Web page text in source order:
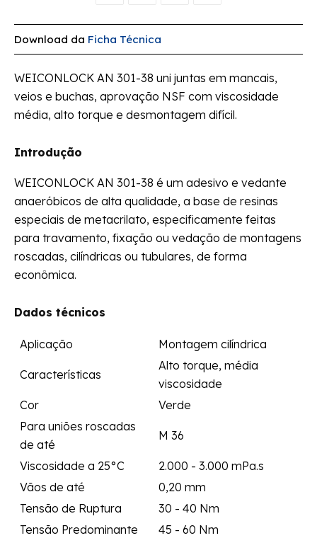
Download da Ficha Técnica
WEICONLOCK AN 301-38 uni juntas em mancais,
veios e buchas, aprovação NSF com viscosidade
média, alto torque e desmontagem difícil.
Introdução
WEICONLOCK AN 301-38 é um adesivo e vedante
anaeróbicos de alta qualidade, a base de resinas
especiais de metacrilato, especificamente feitas
para travamento, fixação ou vedação de montagens
roscadas, cilíndricas ou tubulares, de forma
econômica.
Dados técnicos
Aplicação Montagem cilíndrica
Características
Alto torque, média
viscosidade
Cor
Verde
Para uniões roscadas
de até
M 36
Viscosidade a 25°C
2.000 - 3.000 mPa.s
Vãos de até
0,20 mm
Tensão de Ruptura
30 - 40 Nm
Tensão Predominante
45 - 60 Nm